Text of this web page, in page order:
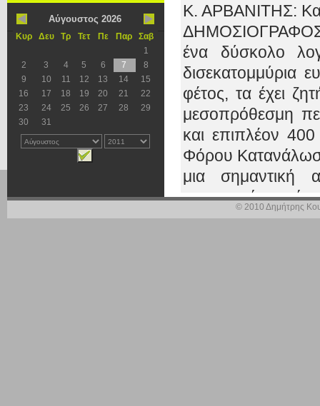
Αύγουστος 2026
Κυρ Δευ Τρ Τετ Πε Παρ
Σαβ
1
2
3 4 5 6 7
8
9
10 11 12 13 14
15
16
17 18 19 20 21
22
23
24 25 26 27 28
29
30
31
Κ. ΑΡΒΑΝΙΤΗΣ:
ΔΗΜΟΣΙΟΓΡΑΦΟΣ:
ένα δύσκολο
δισεκατομμύρια
φέτος, τα έχει
μεσοπρόθεσμη
και επιπλέον
Φόρου
μια σημαντική
σημαντική,
πετρέλαιο.
© 2010 Δημήτρης